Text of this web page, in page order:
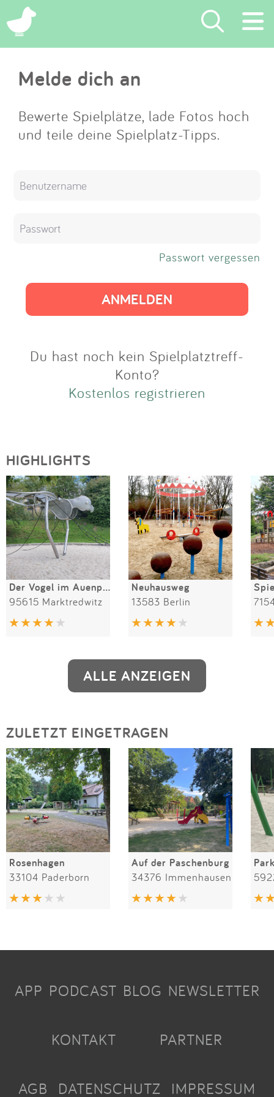
×
Suchen
Eintragen
App
Melde dich an
Bewerte Spielplätze, lade Fotos hoch
und teile deine Spielplatz-Tipps.
Passwort vergessen
Du hast noch kein Spielplatztreff-
Konto?
Kostenlos registrieren
HIGHLIGHTS
Der Vogel im Auenpark
95615 Marktredwitz
Neuhausweg
13583 Berlin
ALLE ANZEIGEN
ZULETZT EINGETRAGEN
Rosenhagen
33104 Paderborn
Auf der Paschenburg
34376 Immenhausen
APP PODCAST BLOG NEWSLETTER
KONTAKT PARTNER
AGB DATENSCHUTZ IMPRESSUM